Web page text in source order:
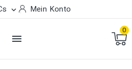
 Mein Konto

0